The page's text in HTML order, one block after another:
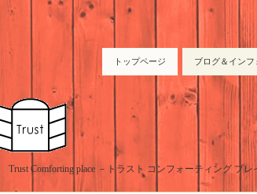
トップページ ブログ＆インフ
Trust Comforting place －トラスト コンフォーティング プ